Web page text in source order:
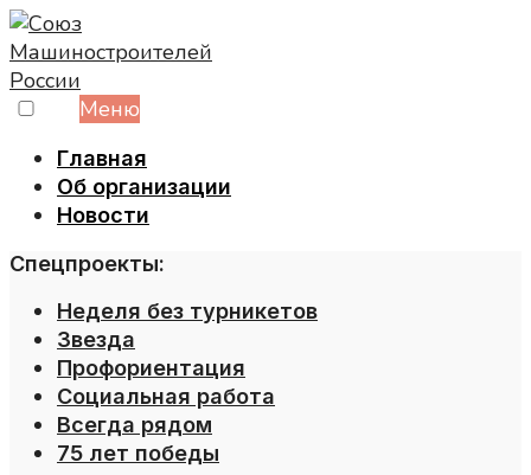
Skip
to
content
Меню
Главная
Об организации
Новости
Спецпроекты:
Неделя без турникетов
Звезда
Профориентация
Социальная работа
Всегда рядом
75 лет победы